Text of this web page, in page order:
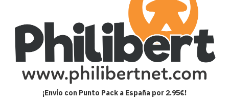
¡Envío con Punto Pack a España por 2.95€!